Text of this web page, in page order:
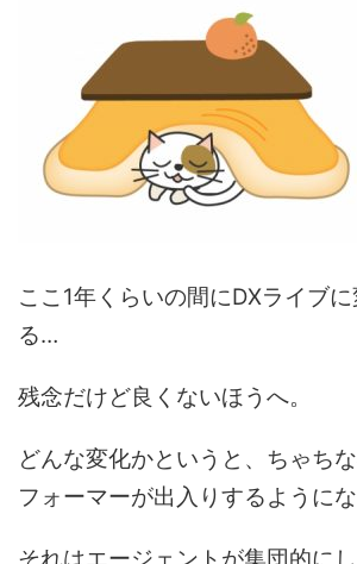
ここ1年くらいの間にDXライブ
る…
残念だけど良くないほうへ。
どんな変化かというと、ちゃち
フォーマーが出入りするようにな